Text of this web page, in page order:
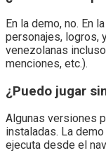
En la demo, no. En
personajes, logros,
venezolanas
menciones, etc.).
¿Puedo jugar
Algunas versiones
instaladas. La
ejecuta desde el